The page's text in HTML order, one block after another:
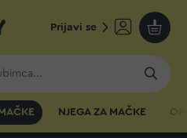
Prijavi se
Moja
NJEGA ZA MAČKE